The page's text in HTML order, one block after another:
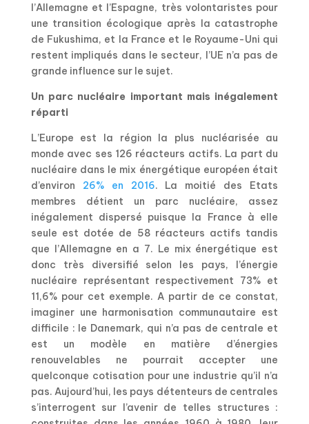
l’Allemagne et l’Espagne, très volontaristes pour
une transition écologique après la catastrophe
de Fukushima, et la France et le Royaume-Uni qui
restent impliqués dans le secteur, l’UE n’a pas de
grande influence sur le sujet.
Un parc nucléaire important mais inégalement
réparti
L’Europe est la région la plus nucléarisée au
monde avec ses 126 réacteurs actifs. La part du
nucléaire dans le mix énergétique européen était
d’environ 26% en 2016. La moitié des Etats
membres détient un parc nucléaire, assez
inégalement dispersé puisque la France à elle
seule est dotée de 58 réacteurs actifs tandis
que l’Allemagne en a 7. Le mix énergétique est
donc très diversifié selon les pays, l’énergie
nucléaire représentant respectivement 73% et
11,6% pour cet exemple. A partir de ce constat,
imaginer une harmonisation communautaire est
difficile : le Danemark, qui n’a pas de centrale et
est un modèle en matière d’énergies
renouvelables ne pourrait accepter une
quelconque cotisation pour une industrie qu’il n’a
pas. Aujourd’hui, les pays détenteurs de centrales
s’interrogent sur l’avenir de telles structures :